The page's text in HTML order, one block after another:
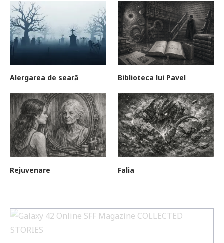
Alergarea de seară Biblioteca lui Pavel
Rejuvenare Falia